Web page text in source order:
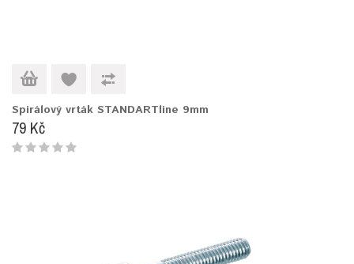
Spirálový vrták STANDARTline 9mm
79 Kč